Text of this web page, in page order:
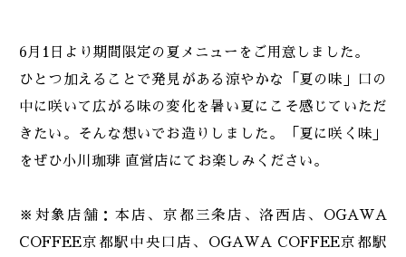
2024
2023
2022
お知らせ
商品
6月1日より期間限定の夏メニューをご用意しました。
ひとつ加えることで発見がある涼やかな「夏の味」口の
中に咲いて広がる味の変化を暑い夏にこそ感じていただ
きたい。そんな想いでお造りしました。「夏に咲く味」
をぜひ小川珈琲 直営店にてお楽しみください。
※対象店舗：本店、京都三条店、洛西店、OGAWA
COFFEE京都駅中央口店、OGAWA COFFEE京都駅